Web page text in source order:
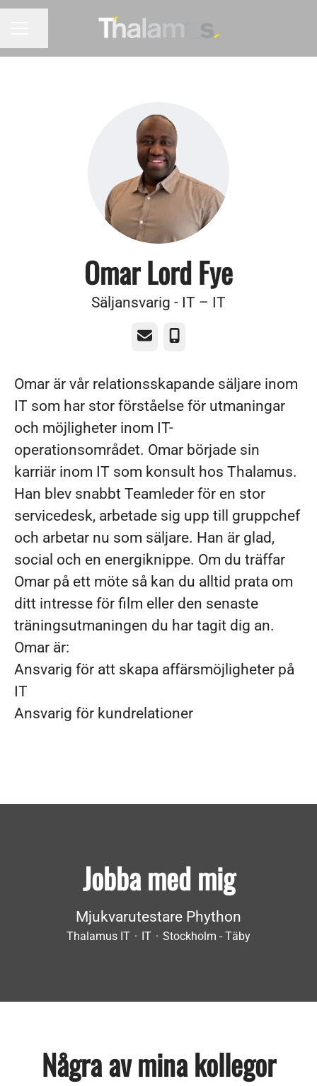
Omar Lord Fye
Säljansvarig - IT – IT
E-post Telefon
Omar är vår relationsskapande säljare inom
IT som har stor förståelse för utmaningar
och möjligheter inom IT-
operationsområdet. Omar började sin
karriär inom IT som konsult hos Thalamus.
Han blev snabbt Teamleder för en stor
servicedesk, arbetade sig upp till gruppchef
och arbetar nu som säljare. Han är glad,
social och en energiknippe. Om du träffar
Omar på ett möte så kan du alltid prata om
ditt intresse för film eller den senaste
träningsutmaningen du har tagit dig an.
Omar är:
Ansvarig för att skapa affärsmöjligheter på
IT
Ansvarig för kundrelationer
Jobba med mig
Mjukvarutestare Phython
Thalamus IT · IT · Stockholm - Täby
Några av mina kollegor